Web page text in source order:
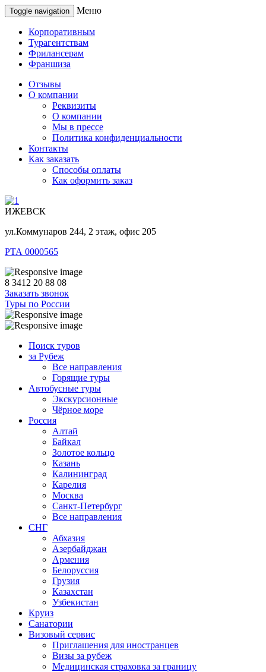
Toggle navigation Меню
Корпоративным
Турагентствам
Фрилансерам
Франшиза
Отзывы
О компании
Реквизиты
О компании
Мы в прессе
Политика конфиденциальности
Контакты
Как заказать
Способы оплаты
Как оформить заказ
ИЖЕВСК
ул.Коммунаров 244, 2 этаж, офис 205
РТА 0000565
8 3412 20 88 08
Заказать звонок
Туры по России
Поиск туров
за Рубеж
Все направления
Горящие туры
Автобусные туры
Экскурсионные
Чёрное море
Россия
Алтай
Байкал
Золотое кольцо
Казань
Калининград
Карелия
Москва
Санкт-Петербург
Все направления
СНГ
Абхазия
Азербайджан
Армения
Белоруссия
Грузия
Казахстан
Узбекистан
Круиз
Санатории
Визовый сервис
Приглашения для иностранцев
Визы за рубеж
Медицинская страховка за границу